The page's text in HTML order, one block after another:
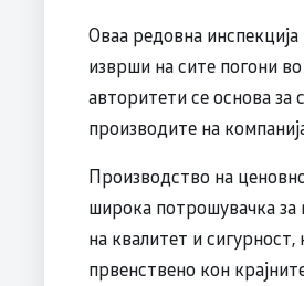
Оваа редовна
изврши на сите погони
авторитети се основа
производите на
Производство на
широка потрошувачка за
на квалитет и
првенствено кон